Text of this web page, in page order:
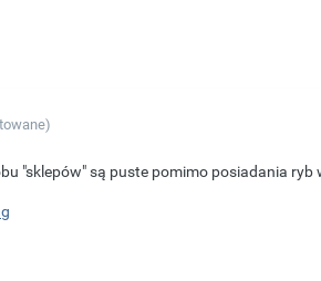
"sklepów" są puste pomimo posiadania ryb